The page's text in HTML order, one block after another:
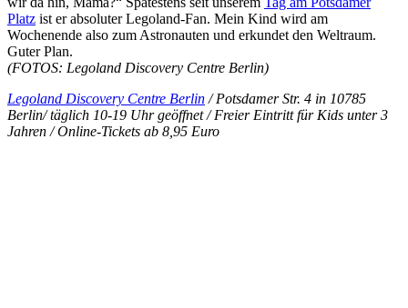
Platz ist er absoluter Legoland-Fan. Mein Kind wird am
Wochenende also zum Astronauten und erkundet den Weltraum.
Guter Plan.
(FOTOS: Legoland Discovery Centre Berlin)
Legoland Discovery Centre Berlin / Potsdamer Str. 4 in 10785
Berlin/ täglich 10-19 Uhr geöffnet / Freier Eintritt für Kids unter 3
Jahren / Online-Tickets ab 8,95 Euro